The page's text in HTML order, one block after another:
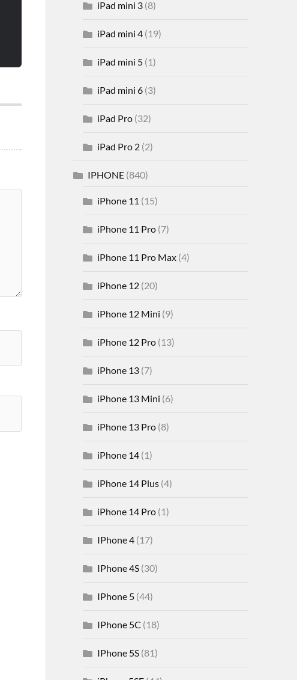
iPad mini 3(8)
iPad mini 4(19)
iPad mini 5(1)
iPad mini 6(3)
iPad Pro(32)
iPad Pro 2(2)
IPHONE(840)
iPhone 11 (15)
iPhone 11 Pro(7)
iPhone 11 Pro Max(4)
iPhone 12(20)
iPhone 12 Mini (9)
iPhone 12 Pro(13)
iPhone 13(7)
iPhone 13 Mini (6)
iPhone 13 Pro(8)
iPhone 14(1)
iPhone 14 Plus(4)
iPhone 14 Pro(1)
IPhone 4(17)
IPhone 4S(30)
IPhone 5(44)
IPhone 5C (18)
IPhone 5S(81)